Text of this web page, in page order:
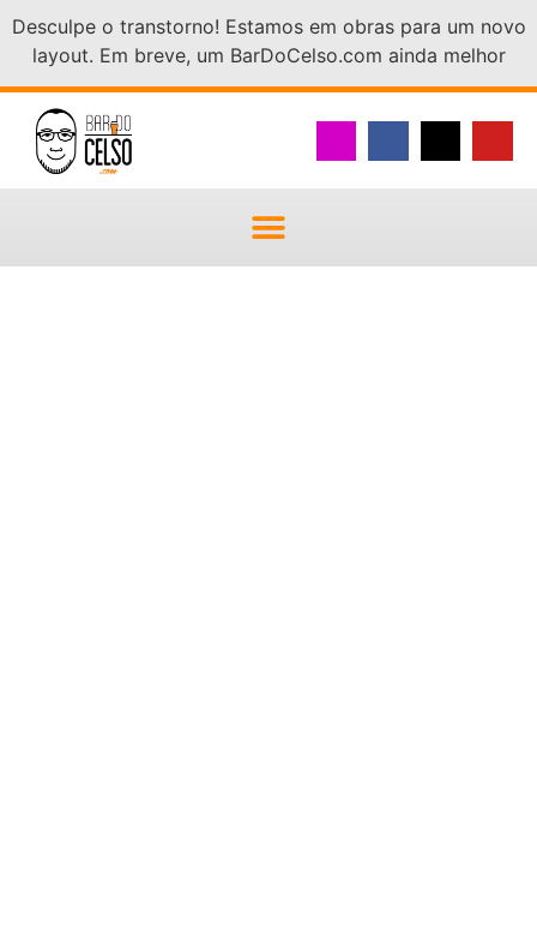
Desculpe o transtorno! Estamos em obras para um novo
layout. Em breve, um BarDoCelso.com ainda melhor